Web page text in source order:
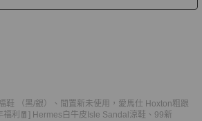
鞋 （黑/銀） 、 閒置新未使用，愛馬仕 Hoxton粗跟
福利🧧] Hermes白牛皮Isle Sandal涼鞋 、 99新